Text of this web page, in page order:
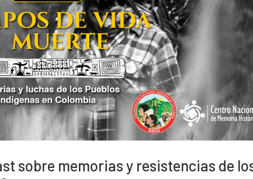
sobre memorias y resistencias de